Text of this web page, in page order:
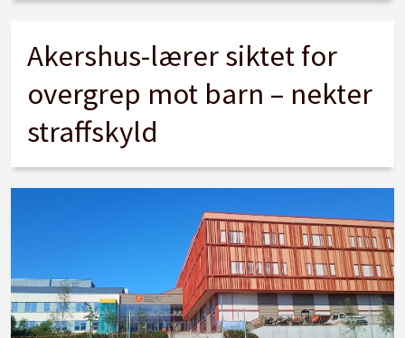
Akershus-lærer siktet for
overgrep mot barn – nekter
straffskyld